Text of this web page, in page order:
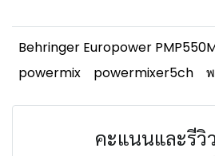
Behringer Europower
powermix
powermixer5ch
คะแนนและรีวิ